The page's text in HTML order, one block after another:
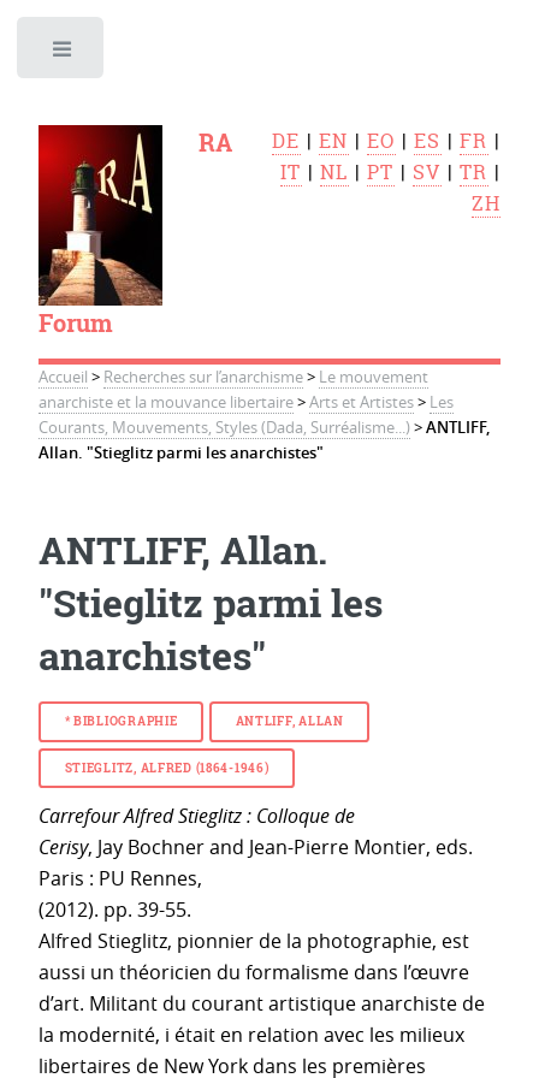
RA
Forum
DE |EN |EO |ES |FR |
IT |NL |PT | SV |TR |
ZH
Accueil > Recherches sur l’anarchisme> Le mouvement
anarchiste et la mouvance libertaire>Arts et Artistes> Les
Courants, Mouvements, Styles (Dada, Surréalisme...)>ANTLIFF,
Allan. "Stieglitz parmi les anarchistes"
ANTLIFF, Allan.
"Stieglitz parmi les
anarchistes"
* BIBLIOGRAPHIE ANTLIFF, ALLAN
STIEGLITZ, ALFRED (1864-1946)
Carrefour Alfred Stieglitz : Colloque de
Cerisy, Jay Bochner and Jean-Pierre Montier, eds.
Paris : PU Rennes,
(2012). pp. 39-55.
Alfred Stieglitz, pionnier de la photographie, est
aussi un théoricien du formalisme dans l’œuvre
d’art. Militant du courant artistique anarchiste de
la modernité, i était en relation avec les milieux
libertaires de New York dans les premières